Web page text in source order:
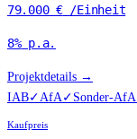
79.000 €/Einheit
8%p.a.
Projektdetails →
IAB✓AfA✓Sonder-AfA
Kaufpreis